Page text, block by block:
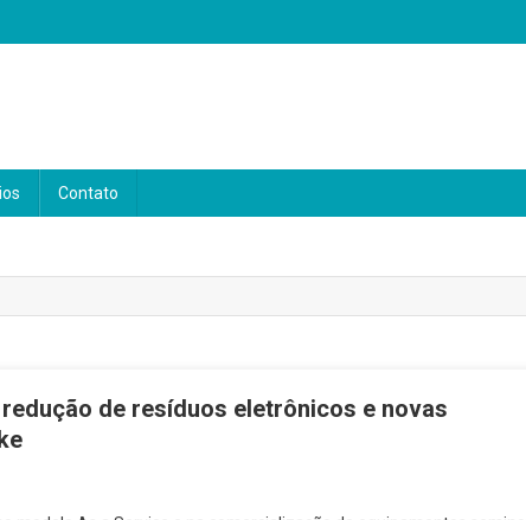
Contato
de resíduos eletrônicos e novas